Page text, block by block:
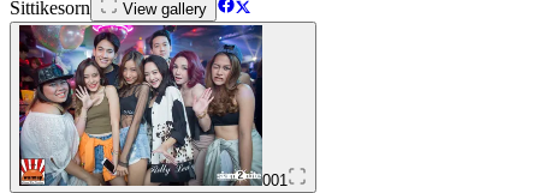
Sittikesorn
View gallery
001